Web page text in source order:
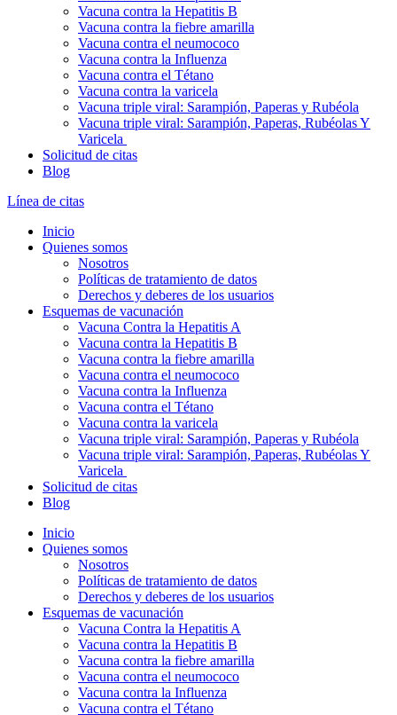
Vacuna contra la Hepatitis B
Vacuna contra la fiebre amarilla
Vacuna contra el neumococo
Vacuna contra la Influenza
Vacuna contra el Tétano
Vacuna contra la varicela
Vacuna triple viral: Sarampión, Paperas y Rubéola
Vacuna triple viral: Sarampión, Paperas, Rubéolas Y
Varicela
Solicitud de citas
Blog
Línea de citas
Inicio
Quienes somos
Nosotros
Políticas de tratamiento de datos
Derechos y deberes de los usuarios
Esquemas de vacunación
Vacuna Contra la Hepatitis A
Vacuna contra la Hepatitis B
Vacuna contra la fiebre amarilla
Vacuna contra el neumococo
Vacuna contra la Influenza
Vacuna contra el Tétano
Vacuna contra la varicela
Vacuna triple viral: Sarampión, Paperas y Rubéola
Vacuna triple viral: Sarampión, Paperas, Rubéolas Y
Varicela
Solicitud de citas
Blog
Inicio
Quienes somos
Nosotros
Políticas de tratamiento de datos
Derechos y deberes de los usuarios
Esquemas de vacunación
Vacuna Contra la Hepatitis A
Vacuna contra la Hepatitis B
Vacuna contra la fiebre amarilla
Vacuna contra el neumococo
Vacuna contra la Influenza
Vacuna contra el Tétano